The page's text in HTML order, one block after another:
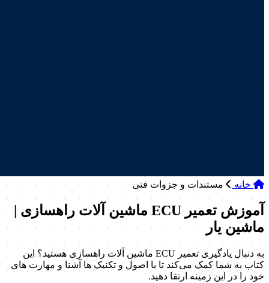
خانه مستندات و جزوات فنی
آموزش تعمیر ECU ماشین آلات راهسازی |
ماشین یار
به دنبال یادگیری تعمیر ECU ماشین آلات راهسازی هستید؟ این
کتاب به شما کمک می‌کند تا با اصول و تکنیک‌ ها آشنا و مهارت‌ های
خود را در این زمینه ارتقا دهید.